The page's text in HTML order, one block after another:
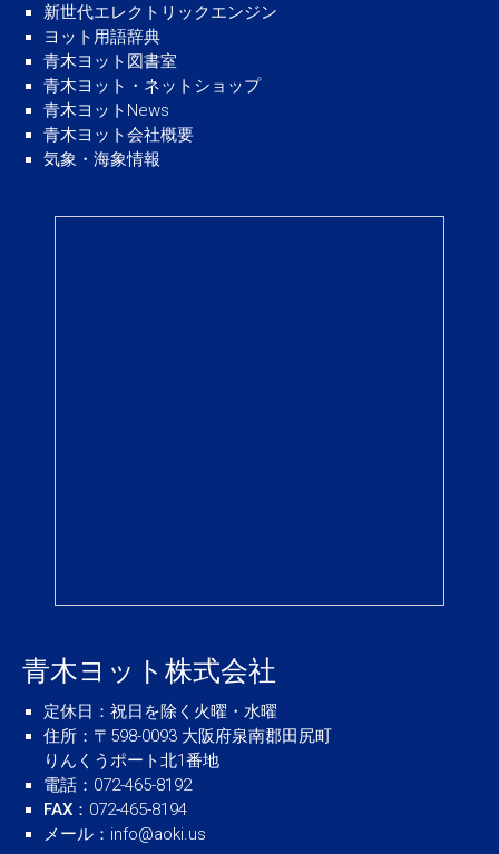
新世代エレクトリックエンジン
ヨット用語辞典
青木ヨット図書室
青木ヨット・ネットショップ
青木ヨットNews
青木ヨット会社概要
気象・海象情報
青木ヨット株式会社
定休日 ：祝日を除く火曜・水曜
住所 ：〒598-0093 大阪府泉南郡田尻町
りんくうポート北1番地
電話 ：072-465-8192
FAX ：072-465-8194
メール ： info@aoki.us